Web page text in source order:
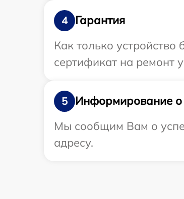
4
Гарантия
Как только
сертификат на ремонт
5
Информирование о
Мы сообщим Вам о
адресу.